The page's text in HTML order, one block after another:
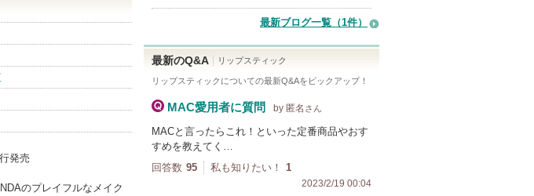
発売
のプレイフルなメイク
最新ブログ一覧（1件）
最新のQ&A リップスティック
リップスティック についての最新Q&Aをピックアップ！
MAC愛用者に質問 by 匿名 さん
MACと言ったらこれ！といった定番商品やおす
すめを教えてく…
回答数 95 私も知りたい！ 1
2023/2/19 00:04